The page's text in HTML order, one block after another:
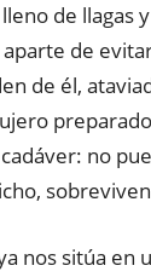
de llagas
de
de él,
no
nos sitúa en